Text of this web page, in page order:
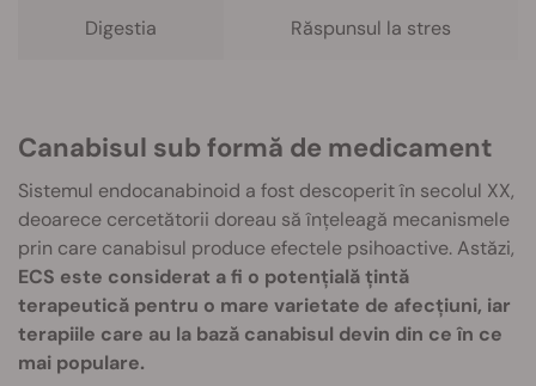
Digestia Răspunsul la stres
Canabisul sub formă de medicament
Sistemul endocanabinoid a fost descoperit în secolul XX,
deoarece cercetătorii doreau să înțeleagă mecanismele
prin care canabisul produce efectele psihoactive. Astăzi,
ECS este considerat a fi o potențială țintă
terapeutică pentru o mare varietate de afecțiuni, iar
terapiile care au la bază canabisul devin din ce în ce
mai populare.